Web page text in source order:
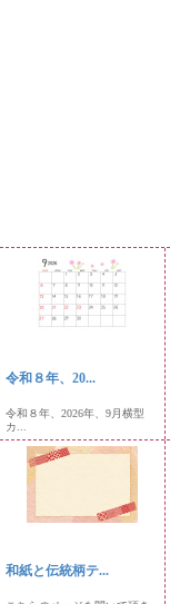
令和８年、20...
令和８年、2026年、9月横型
カ...
和紙と伝統柄テ...